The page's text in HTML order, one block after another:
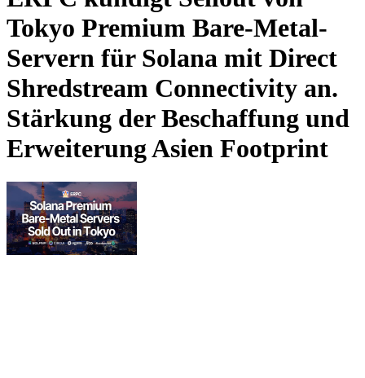
Tokyo Premium Bare-Metal-
Servern für Solana mit Direct
Shredstream Connectivity an.
Stärkung der Beschaffung und
Erweiterung Asien Footprint